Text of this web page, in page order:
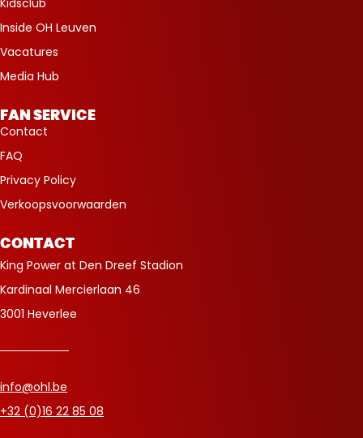
Kidsclub
Inside OH Leuven
Vacatures
Media Hub
FAN SERVICE
Contact
FAQ
Privacy Policy
Verkoopsvoorwaarden
CONTACT
King Power at Den Dreef Stadion
Kardinaal Mercierlaan 46
3001 Heverlee
info@ohl.be
+32 (0)16 22 85 08